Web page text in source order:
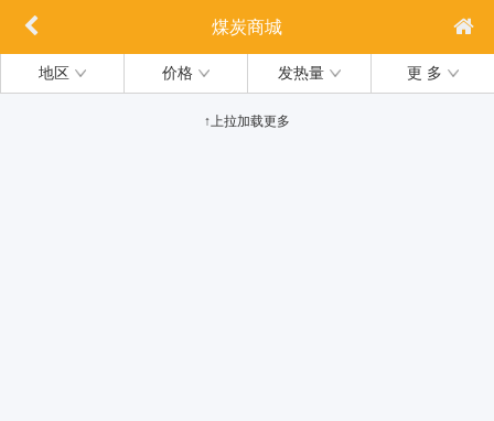
煤炭商城
地区 价格 发热量 更 多
↑上拉加载更多